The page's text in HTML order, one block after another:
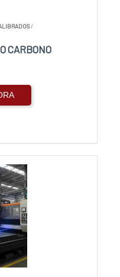
/
CARBONO